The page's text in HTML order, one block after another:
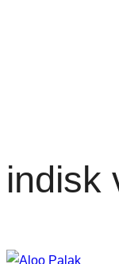
indisk